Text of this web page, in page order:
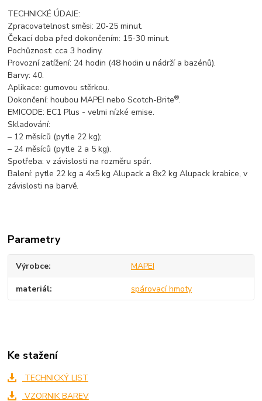
TECHNICKÉ ÚDAJE:
Zpracovatelnost směsi: 20-25 minut.
Čekací doba před dokončením: 15-30 minut.
Pochůznost: cca 3 hodiny.
Provozní zatížení: 24 hodin (48 hodin u nádrží a bazénů).
Barvy: 40.
Aplikace: gumovou stěrkou.
Dokončení: houbou MAPEI nebo Scotch-Brite®.
EMICODE: EC1 Plus - velmi nízké emise.
Skladování:
– 12 měsíců (pytle 22 kg);
– 24 měsíců (pytle 2 a 5 kg).
Spotřeba: v závislosti na rozměru spár.
Balení: pytle 22 kg a 4x5 kg Alupack a 8x2 kg Alupack krabice, v
závislosti na barvě.
Parametry
Výrobce MAPEI
materiál spárovací hmoty
Ke stažení
TECHNICKÝ LIST
VZORNIK BAREV